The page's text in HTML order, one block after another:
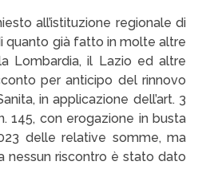
all’istituzione regionale di
quanto già fatto in molte altre
Lombardia, il Lazio ed altre
per anticipo del rinnovo
in applicazione dell’art. 3
145, con erogazione in busta
delle relative somme, ma
nessun riscontro è stato dato